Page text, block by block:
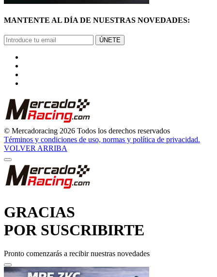
MANTENTE AL DÍA DE NUESTRAS NOVEDADES:
ÚNETE
© Mercadoracing 2026 Todos los derechos reservados
Términos y condiciones de uso, normas y política de privacidad.
VOLVER ARRIBA
GRACIAS
POR SUSCRIBIRTE
Pronto comenzarás a recibir nuestras novedades